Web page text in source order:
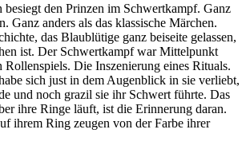
besiegt den Prinzen im Schwertkampf. Ganz
Ganz anders als das klassische Märchen.
das Blaublütige ganz beiseite gelassen,
ist. Der Schwertkampf war Mittelpunkt
Rollenspiels. Die Inszenierung eines Rituals.
sich just in dem Augenblick in sie verliebt,
und noch grazil sie ihr Schwert führte. Das
ihre Ringe läuft, ist die Erinnerung daran.
ihrem Ring zeugen von der Farbe ihrer